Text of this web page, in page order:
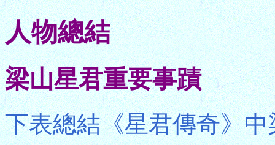
人物總結
梁山星君重要事蹟
下表總結《星君傳奇》